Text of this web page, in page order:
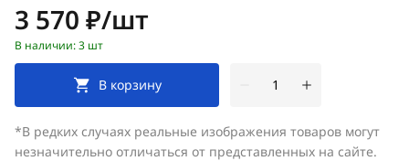
Цена:
3 570 ₽/шт
В наличии: 3 шт
В корзину
*В редких случаях реальные изображения товаров могут
незначительно отличаться от представленных на сайте.